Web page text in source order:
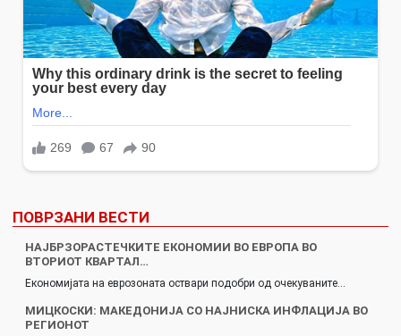
ПОВРЗАНИ ВЕСТИ
НАЈБРЗОРАСТЕЧКИТЕ ЕКОНОМИИ ВО ЕВРОПА ВО
ВТОРИОТ КВАРТАЛ…
Економијата на еврозоната оствари подобри од очекуваните…
МИЦКОСКИ: МАКЕДОНИЈА СО НАЈНИСКА ИНФЛАЦИЈА ВО
РЕГИОНОТ